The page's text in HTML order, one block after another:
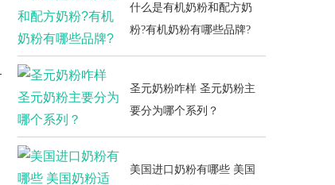
什么是有机奶粉和配方奶
粉?有机奶粉有哪些品牌?
圣元奶粉咋样 圣元奶粉主
要分为哪个系列？
美国进口奶粉有哪些 美国